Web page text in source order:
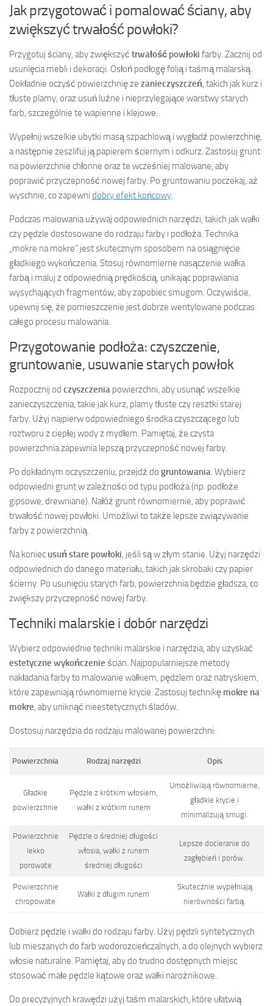
Jak przygotować i pomalować ściany, aby
zwiększyć trwałość powłoki?
Przygotuj ściany, aby zwiększyć trwałość powłoki farby. Zacznij od
usunięcia mebli i dekoracji. Osłoń podłogę folią i taśmą malarską.
Dokładnie oczyść powierzchnię ze zanieczyszczeń , takich jak kurz i
tłuste plamy, oraz usuń luźne i nieprzylegające warstwy starych
farb, szczególnie te wapienne i klejowe.
Wypełnij wszelkie ubytki masą szpachlową i wygładź powierzchnię,
a następnie zeszlifuj ją papierem ściernym i odkurz. Zastosuj grunt
na powierzchnie chłonne oraz te wcześniej malowane, aby
poprawić przyczepność nowej farby. Po gruntowaniu poczekaj, aż
wyschnie, co zapewni dobry efekt końcowy
Podczas malowania używaj odpowiednich narzędzi, takich jak wałki
czy pędzle dostosowane do rodzaju farby i podłoża. Technika
„mokre na mokre” jest skutecznym sposobem na osiągnięcie
gładkiego wykończenia. Stosuj równomierne nasączenie wałka
farbą i maluj z odpowiednią prędkością, unikając poprawiania
wysychających fragmentów, aby zapobiec smugom. Oczywiście,
upewnij się, że pomieszczenie jest dobrze wentylowane podczas
całego procesu malowania.
Przygotowanie podłoża: czyszczenie,
gruntowanie, usuwanie starych powłok
Rozpocznij od czyszczenia powierzchni, aby usunąć wszelkie
zanieczyszczenia, takie jak kurz, plamy tłuste czy resztki starej
farby. Użyj najpierw odpowiedniego środka czyszczącego lub
roztworu z ciepłej wody z mydłem. Pamiętaj, że czysta
powierzchnia zapewnia lepszą przyczepność nowej farby.
Po dokładnym oczyszczeniu, przejdź do gruntowania . Wybierz
odpowiedni grunt w zależności od typu podłoża (np. podłoże
gipsowe, drewniane). Nałóż grunt równomiernie, aby poprawić
trwałość nowej powłoki. Umożliwi to także lepsze związywanie
farby z powierzchnią.
Na koniec usuń stare powłoki , jeśli są w złym stanie. Użyj narzędzi
odpowiednich do danego materiału, takich jak skrobaki czy papier
ścierny. Po usunięciu starych farb, powierzchnia będzie gładsza, co
zwiększy przyczepność nowej farby.
Techniki malarskie i dobór narzędzi
Wybierz odpowiednie techniki malarskie i narzędzia, aby uzyskać
estetyczne wykończenie ścian. Najpopularniejsze metody
nakładania farby to malowanie wałkiem, pędzlem oraz natryskiem,
które zapewniają równomierne krycie. Zastosuj technikę mokre na
mokre , aby uniknąć nieestetycznych śladów.
Dostosuj narzędzia do rodzaju malowanej powierzchni:
Powierzchnia Rodzaj narzędzi Opis
Gładkie
powierzchnie
Pędzle z krótkim włosiem,
wałki z krótkim runem
Umożliwiają równomierne,
gładkie krycie i
minimalizują smugi.
Powierzchnie
lekko
porowate
Pędzle o średniej długości
włosia, wałki z runem
średniej długości
Lepsze docieranie do
zagłębień i porów.
Powierzchnie
chropowate
Wałki z długim runem
Skutecznie wypełniają
nierówności farbą.
Dobierz pędzle i wałki do rodzaju farby. Użyj pędzli syntetycznych
lub mieszanych do farb wodorozcieńczalnych, a do olejnych wybierz
włosie naturalne. Pamiętaj, aby do trudno dostępnych miejsc
stosować małe pędzle kątowe oraz wałki narożnikowe.
Do precyzyjnych krawędzi użyj taśm malarskich, które ułatwią